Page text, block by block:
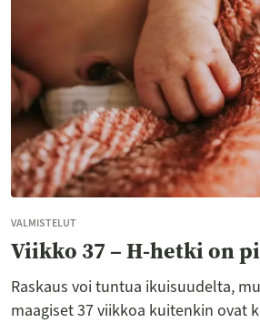
VALMISTELUT
Viikko 37 – H-hetki on
Raskaus voi tuntua ikuisuudelta,
maagiset 37 viikkoa kuitenkin ovat